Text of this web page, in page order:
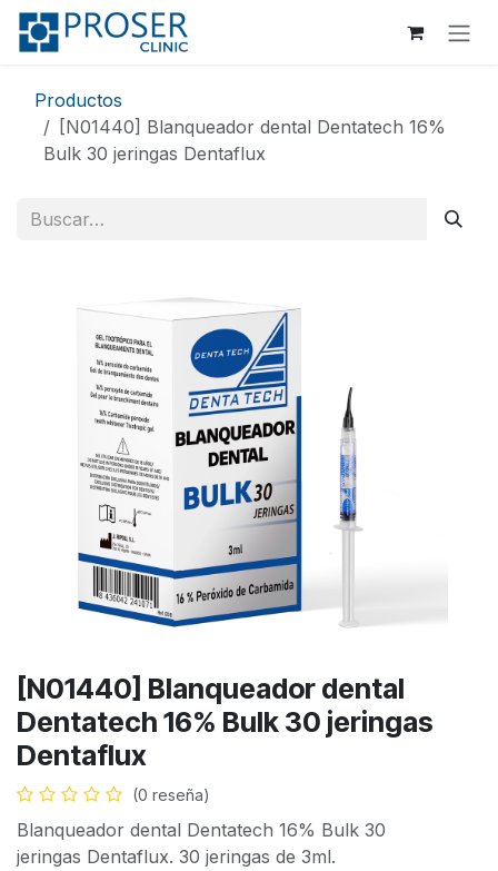
Ir al contenido
Productos
[N01440] Blanqueador dental Dentatech 16%
Bulk 30 jeringas Dentaflux
[N01440] Blanqueador dental
Dentatech 16% Bulk 30 jeringas
Dentaflux
(0 reseña)
Blanqueador dental Dentatech 16% Bulk 30
jeringas Dentaflux. 30 jeringas de 3ml.